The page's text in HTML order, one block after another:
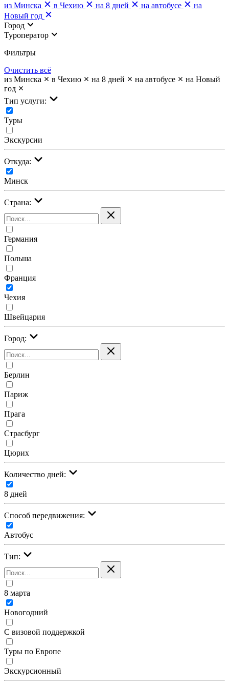
из Минска
в Чехию на 8 дней на автобусе
на
Новый год
Город
Туроператор
Фильтры
Очистить всё
из Минска
в Чехию на 8 дней на автобусе
на Новый
год
Тип услуги:
Туры
Экскурсии
Откуда:
Минск
Страна:
Германия
Польша
Франция
Чехия
Швейцария
Город:
Берлин
Париж
Прага
Страсбург
Цюрих
Количество дней:
8 дней
Cпособ передвижения:
Автобус
Тип:
8 марта
Новогодний
С визовой поддержкой
Туры по Европе
Экскурсионный